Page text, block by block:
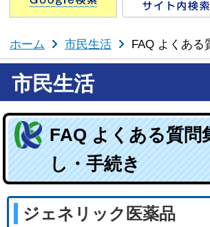
ホーム 市民生活 FAQ よくある
市民生活
FAQ よくある質問
し・手続き
ジェネリック医薬品